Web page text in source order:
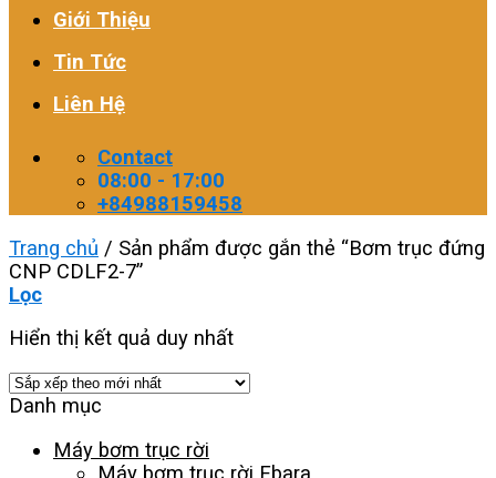
Giới Thiệu
Tin Tức
Liên Hệ
Contact
08:00 - 17:00
+84988159458
Trang chủ / Sản phẩm được gắn thẻ “Bơm trục đứng
CNP CDLF2-7”
Lọc
Hiển thị kết quả duy nhất
Danh mục
Máy bơm trục rời
Máy bơm trục rời Ebara